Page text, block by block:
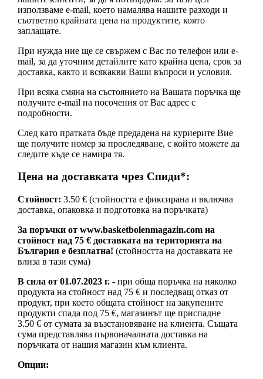
използваме e-mail, което намалява нашите разходи и
съответно крайната цена на продуктите, която
заплащате.
При нужда ние ще се свържем с Вас по телефон или e-
mail, за да уточним детайлите като крайна цена, срок за
доставка, както и всякакви Ваши въпроси и условия.
При всяка смяна на състоянието на Вашата поръчка ще
получите e-mail на посочения от Вас адрес с
подробности.
След като пратката бъде предадена на куриерите Вие
ще получите номер за проследяване, с който можете да
следите къде се намира тя.
Цена на доставката чрез Спиди*:
Стойност: 3.50 € (стойността е фиксирана и включва
доставка, опаковка и подготовка на поръчката)
За поръчки от www.basketbolenmagazin.com на
стойност над 75 € доставката на територията на
България е безплатна! (стойността на доставката не
влиза в тази сума)
В сила от 01.07.2023 г.- при обща поръчка на няколко
продукта на стойност над 75 € и последващ отказ от
продукт, при което общата стойност на закупените
продукти спада под 75 €, магазинът ще приспадне
3.50 € от сумата за възстановяване на клиента. Същата
сума представлява първоначалната доставка на
поръчката от нашия магазин към клиента.
Опции: